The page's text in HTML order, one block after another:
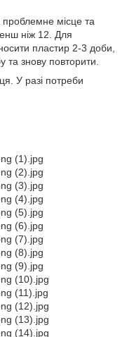
місце та
ніж 12. Для
пластир 2-3 доби,
та знову повторити.
У разі потреби